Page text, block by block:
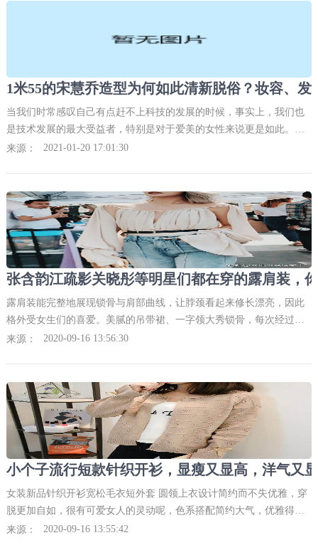
当我们时常感叹自己有点赶不上科技的发展的时候，事实上，我们也
是技术发展的最大受益者，特别是对于爱美的女性来说更是如此。不
管是什么样的护肤品、化妆品，甚至保养微调都离不开最新的科技。
来源： 2021-01-20 17:01:30
露肩装能完整地展现锁骨与肩部曲线，让脖颈看起来修长漂亮，因此
格外受女生们的喜爱。美腻的吊带裙、一字领大秀锁骨，每次经过都
要多看两眼，因为实在是太抢眼。一字领说到露肩装，第一个想到的
来源： 2020-09-16 13:56:30
女装新品针织开衫宽松毛衣短外套 圆领上衣设计简约而不失优雅，穿
脱更加自如，很有可爱女人的灵动呢，色系搭配简约大气，优雅得体
春季圆领冰麻开衫纯色条纹排扣九分袖针织大方得体，精致设计，遮
来源： 2020-09-16 13:55:42